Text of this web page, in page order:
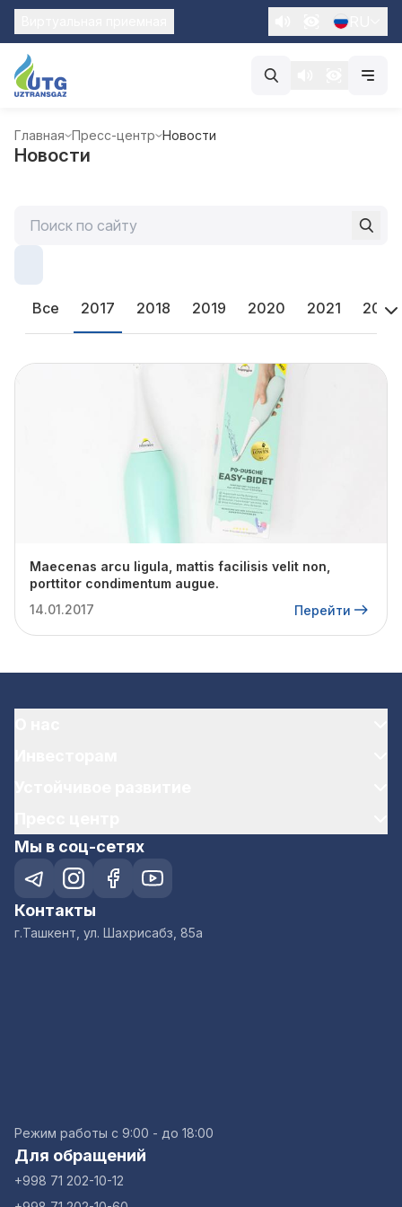
Главная Пресс-центр Новости
Новости
Все 2017 2018 2019 2020 2021 2022
Maecenas arcu ligula, mattis facilisis velit non,
porttitor condimentum augue.
14.01.2017
Перейти
Мы в соц-сетях
Контакты
г.Ташкент, ул. Шахрисабз, 85а
Режим работы с 9:00 - до 18:00
Для обращений
+998 71 202-10-12